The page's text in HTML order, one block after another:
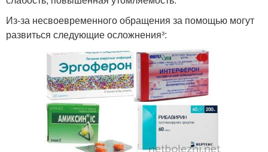
Из-за несвоевременного обращения за помощью могут
развиться следующие осложнения³: